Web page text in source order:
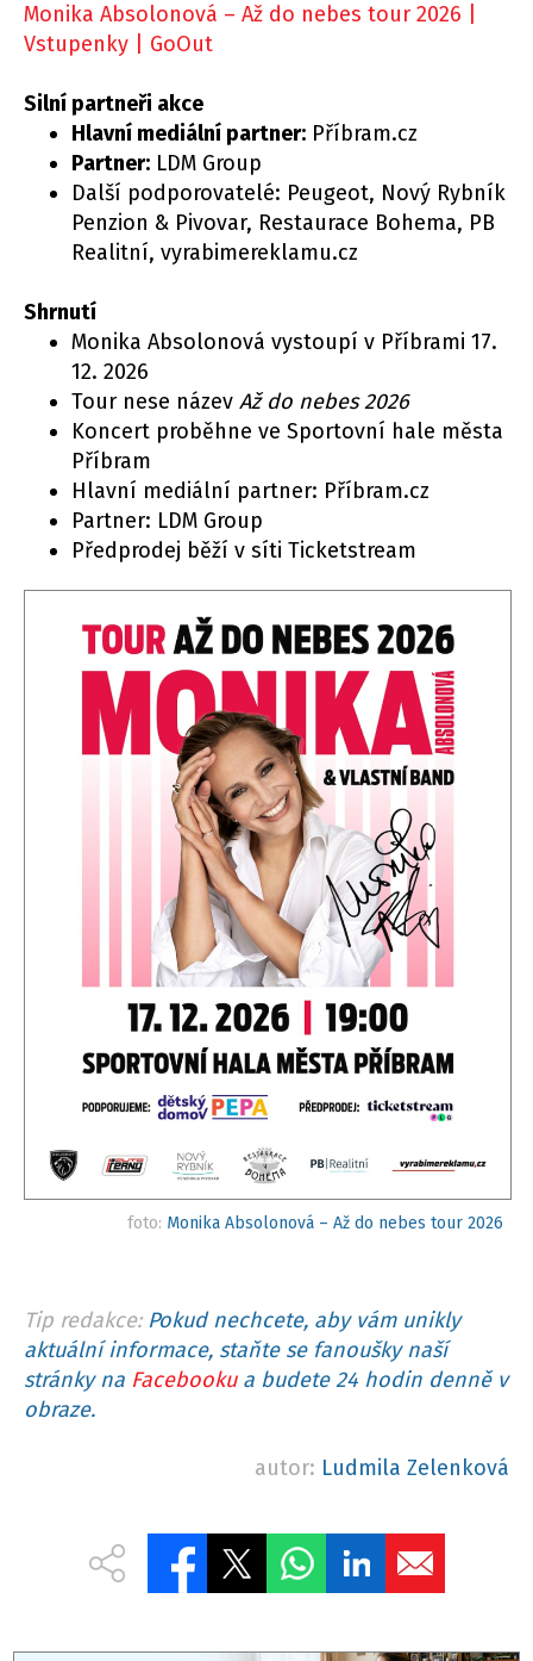
Monika Absolonová – Až do nebes tour 2026 |
Vstupenky | GoOut
Silní partneři akce
Hlavní mediální partner: Příbram.cz
Partner: LDM Group
Další podporovatelé: Peugeot, Nový Rybník
Penzion & Pivovar, Restaurace Bohema, PB
Realitní, vyrabimereklamu.cz
Shrnutí
Monika Absolonová vystoupí v Příbrami 17.
12. 2026
Tour nese název Až do nebes 2026
Koncert proběhne ve Sportovní hale města
Příbram
Hlavní mediální partner: Příbram.cz
Partner: LDM Group
Předprodej běží v síti Ticketstream
foto: Monika Absolonová – Až do nebes tour 2026
Tip redakce: Pokud nechcete, aby vám unikly
aktuální informace, staňte se fanoušky naší
stránky na Facebookua budete 24 hodin denně v
obraze.
autor: Ludmila Zelenková